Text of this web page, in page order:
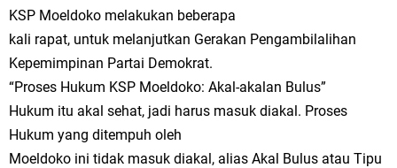
KSP Moeldoko melakukan beberapa
kali rapat, untuk melanjutkan Gerakan Pengambilalihan
Kepemimpinan Partai Demokrat.
“Proses Hukum KSP Moeldoko: Akal-akalan Bulus”
Hukum itu akal sehat, jadi harus masuk diakal. Proses
Hukum yang ditempuh oleh
Moeldoko ini tidak masuk diakal, alias Akal Bulus atau Tipu